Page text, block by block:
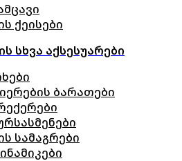
ქეისები
სხვა აქსესუარები
ბარათები
სამაგრები